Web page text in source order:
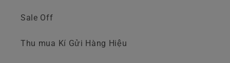
Sale Off
Thu mua Kí Gửi Hàng Hiệu